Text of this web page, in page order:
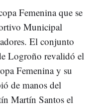
Femenina que se
Municipal
El conjunto
Logroño revalidó el
Femenina y su
de manos del
Martín Santos el